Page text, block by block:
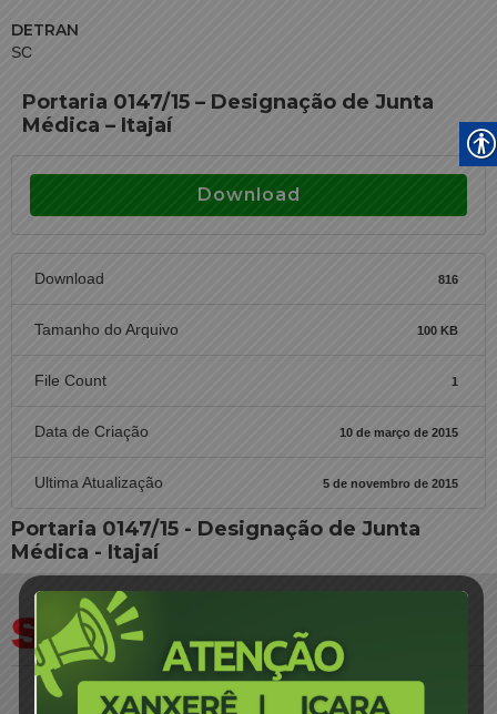
DETRAN
SC
Portaria 0147/15 – Designação de Junta
Médica – Itajaí
Download
Download 816
Tamanho do Arquivo 100 KB
File Count 1
Data de Criação 10 de março de 2015
Ultima Atualização 5 de novembro de 2015
Portaria 0147/15 - Designação de Junta
Médica - Itajaí